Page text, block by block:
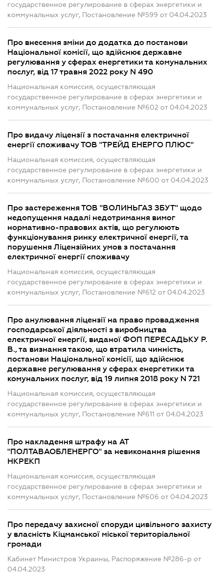
государственное регулирование в сферах энергетики и
коммунальных услуг, Постановление №599 от 04.04.2023
Про внесення зміни до додатка до постанови
Національної комісії, що здійснює державне
регулювання у сферах енергетики та комунальних
послуг, від 17 травня 2022 року N 490
Национальная комиссия, осуществляющая
государственное регулирование в сферах энергетики и
коммунальных услуг, Постановление №602 от 04.04.2023
Про видачу ліцензії з постачання електричної
енергії споживачу ТОВ "ТРЕЙД ЕНЕРГО ПЛЮС"
Национальная комиссия, осуществляющая
государственное регулирование в сферах энергетики и
коммунальных услуг, Постановление №600 от 04.04.2023
Про застереження ТОВ "ВОЛИНЬГАЗ ЗБУТ" щодо
недопущення надалі недотримання вимог
нормативно-правових актів, що регулюють
функціонування ринку електричної енергії, та
порушення Ліцензійних умов з постачання
електричної енергії споживачу
Национальная комиссия, осуществляющая
государственное регулирование в сферах энергетики и
коммунальных услуг, Постановление №612 от 04.04.2023
Про анулювання ліцензії на право провадження
господарської діяльності з виробництва
електричної енергії, виданої ФОП ПЕРЕСАДЬКУ Р.
В., та визнання такою, що втратила чинність,
постанови Національної комісії, що здійснює
державне регулювання у сферах енергетики та
комунальних послуг, від 19 липня 2018 року N 721
Национальная комиссия, осуществляющая
государственное регулирование в сферах энергетики и
коммунальных услуг, Постановление №611 от 04.04.2023
Про накладення штрафу на АТ
"ПОЛТАВАОБЛЕНЕРГО" за невиконання рішення
НКРЕКП
Национальная комиссия, осуществляющая
государственное регулирование в сферах энергетики и
коммунальных услуг, Постановление №606 от 04.04.2023
Про передачу захисної споруди цивільного захисту
у власність Кіцманської міської територіальної
громади
Кабинет Министров Украины, Распоряжение №286-р от
04.04.2023